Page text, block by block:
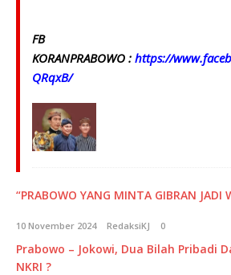
FB
KORANPRABOWO : https://
QRqxB/
“PRABOWO YANG MINTA GIBRAN JADI
10 November 2024 RedaksiKJ 0
Prabowo – Jokowi, Dua Bilah Pribadi
NKRI ?